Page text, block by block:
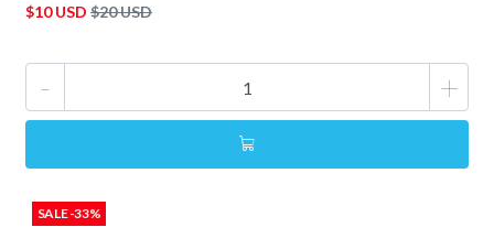
$10 USD $20 USD
- +
SALE -33%